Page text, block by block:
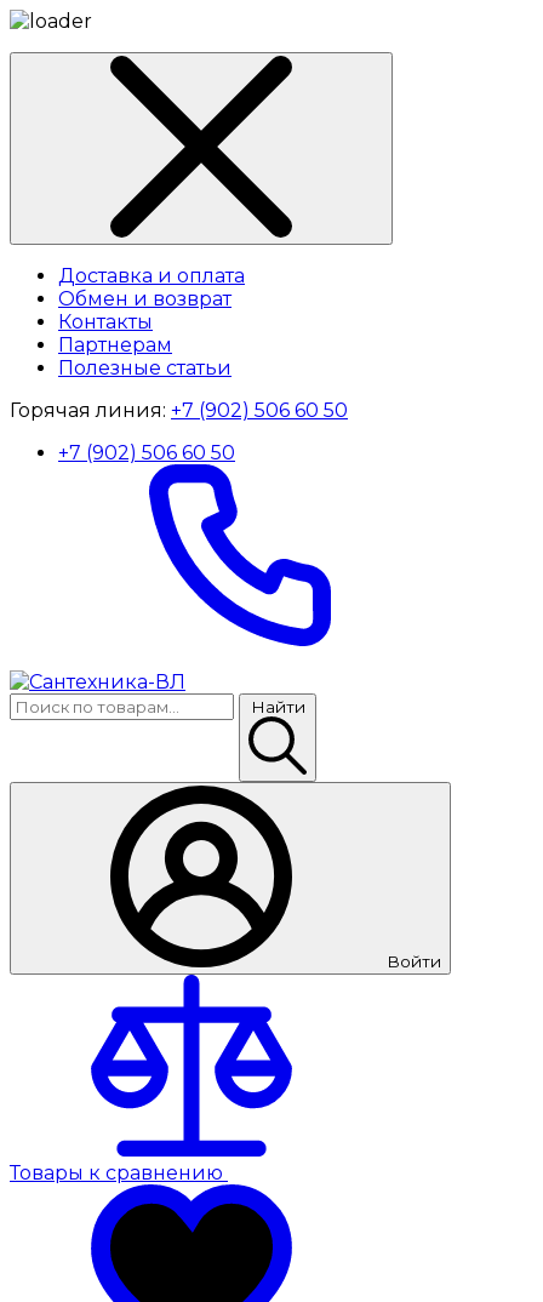
Доставка и оплата
Обмен и возврат
Контакты
Партнерам
Полезные статьи
Горячая линия: +7 (902) 506 60 50
+7 (902) 506 60 50
Найти
Войти
Товары к сравнению